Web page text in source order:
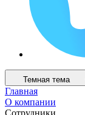
Темная тема
Главная
О компании
Сотрудники